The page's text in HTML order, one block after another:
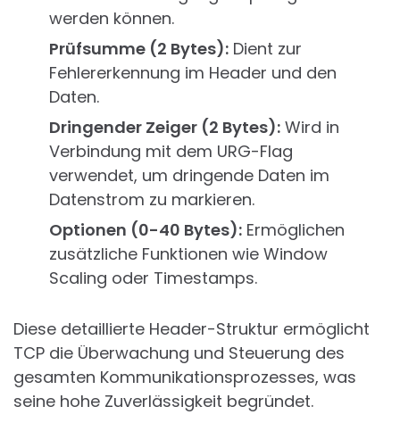
werden können.
Prüfsumme (2 Bytes): Dient zur
Fehlererkennung im Header und den
Daten.
Dringender Zeiger (2 Bytes): Wird in
Verbindung mit dem URG-Flag
verwendet, um dringende Daten im
Datenstrom zu markieren.
Optionen (0-40 Bytes): Ermöglichen
zusätzliche Funktionen wie Window
Scaling oder Timestamps.
Diese detaillierte Header-Struktur ermöglicht
TCP die Überwachung und Steuerung des
gesamten Kommunikationsprozesses, was
seine hohe Zuverlässigkeit begründet.